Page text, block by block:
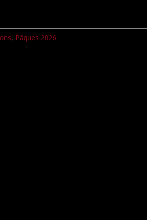
, Pâques 2026